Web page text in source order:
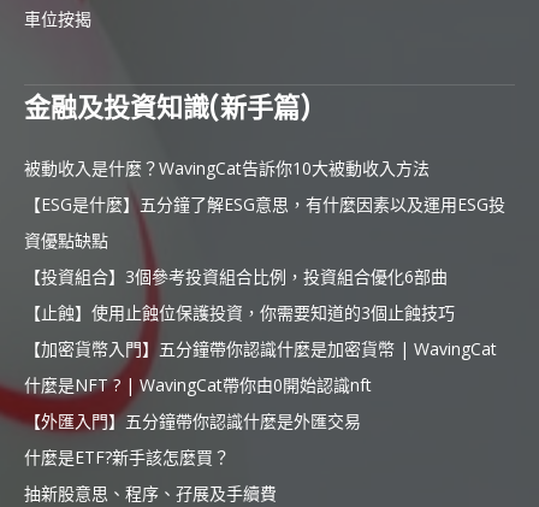
車位按揭
金融及投資知識(新手篇)
被動收入是什麼？WavingCat告訴你10大被動收入方法
【ESG是什麼】五分鐘了解ESG意思，有什麼因素以及運用ESG投
資優點缺點
【投資組合】3個參考投資組合比例，投資組合優化6部曲
【止蝕】使用止蝕位保護投資，你需要知道的3個止蝕技巧
【加密貨幣入門】五分鐘帶你認識什麼是加密貨幣 | WavingCat
什麼是NFT ? | WavingCat帶你由0開始認識nft
【外匯入門】五分鐘帶你認識什麼是外匯交易
什麼是ETF?新手該怎麼買？
抽新股意思、程序、孖展及手續費